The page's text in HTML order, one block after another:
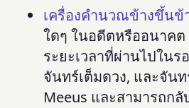
เครื่องคำนวณข้างขึ้นข้
ใดๆ ในอดีตหรืออนาค
ระยะเวลาที่ผ่านไปใน
จันทร์เต็มดวง, และจัน
Meeus และสามารถก